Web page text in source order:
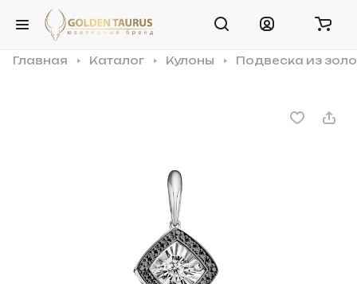
Главная Каталог Кулоны Подвеска из